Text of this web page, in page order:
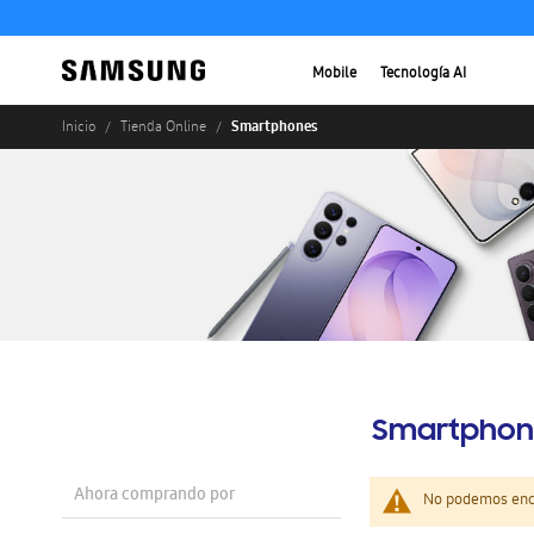
Mobile Tecnología AI
Inicio Tienda Online Smartphones
No podemos
Ahora comprando por